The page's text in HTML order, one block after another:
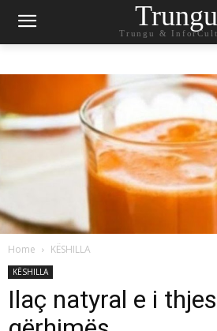
Trungu
Trungu &
Home KËSHILLA
KËSHILLA
Ilaç natyral e i